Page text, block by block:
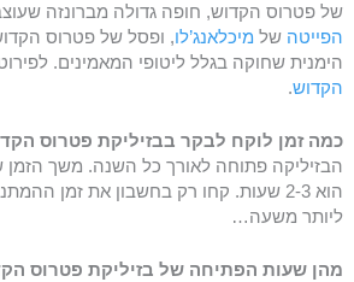
של פטרוס הקדוש, חופה גדולה מברונזה
הפייטה של מיכלאנג’לו, ופסל של פטרוס
הימנית שחוקה בגלל ליטופי המאמינים.
הקדוש.
כמה זמן לוקח לבקר בבזיליקת פטרוס
הבזיליקה פתוחה לאורך כל השנה. משך
הוא 2-3 שעות. קחו רק בחשבון את זמן
ליותר משעה…
מהן שעות הפתיחה של בזיליקת פטרוס